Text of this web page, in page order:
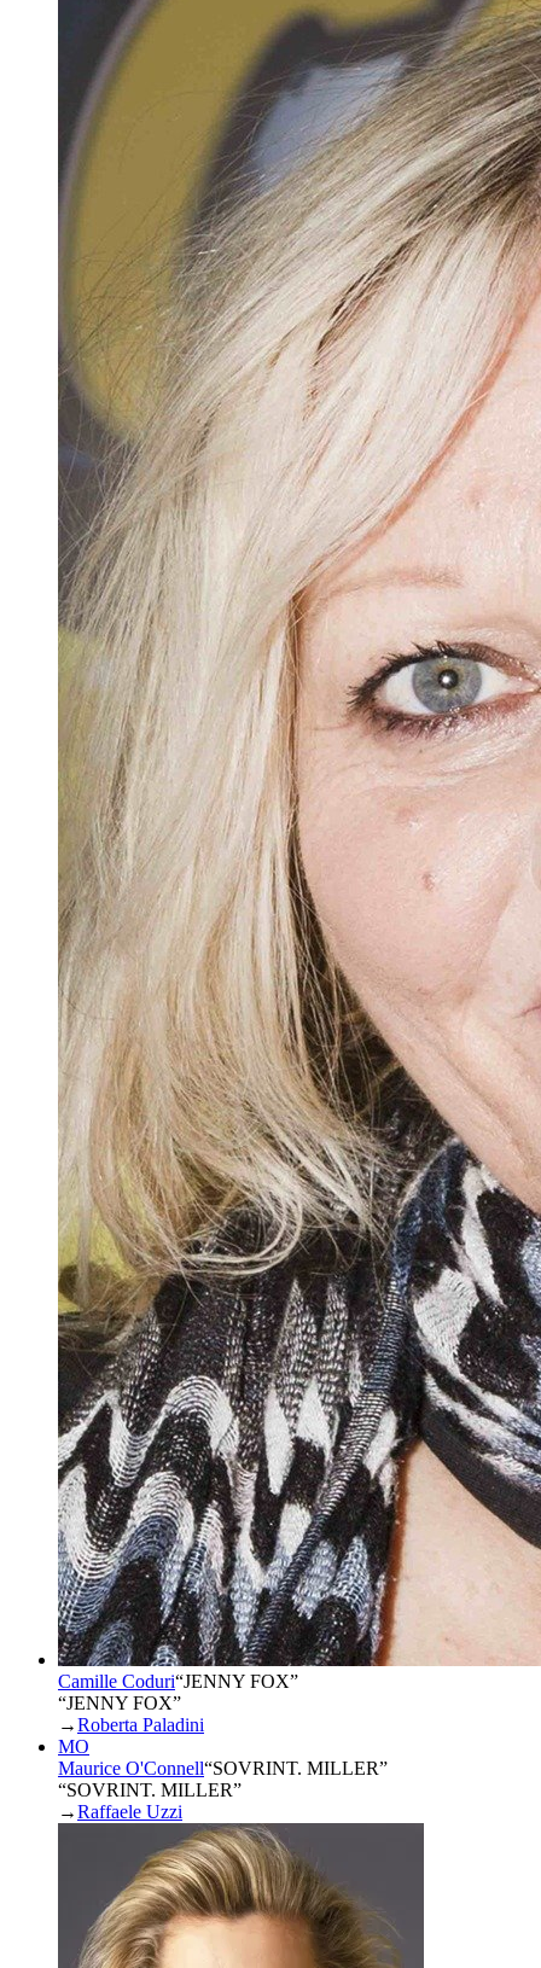
Camille Coduri“JENNY FOX”
“JENNY FOX”
→Roberta Paladini
MO
Maurice O'Connell“SOVRINT. MILLER”
“SOVRINT. MILLER”
→Raffaele Uzzi